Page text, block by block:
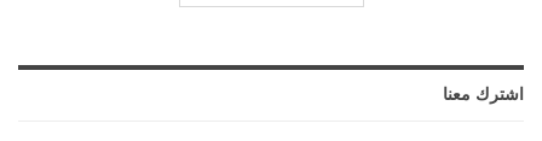
اشترك معنا